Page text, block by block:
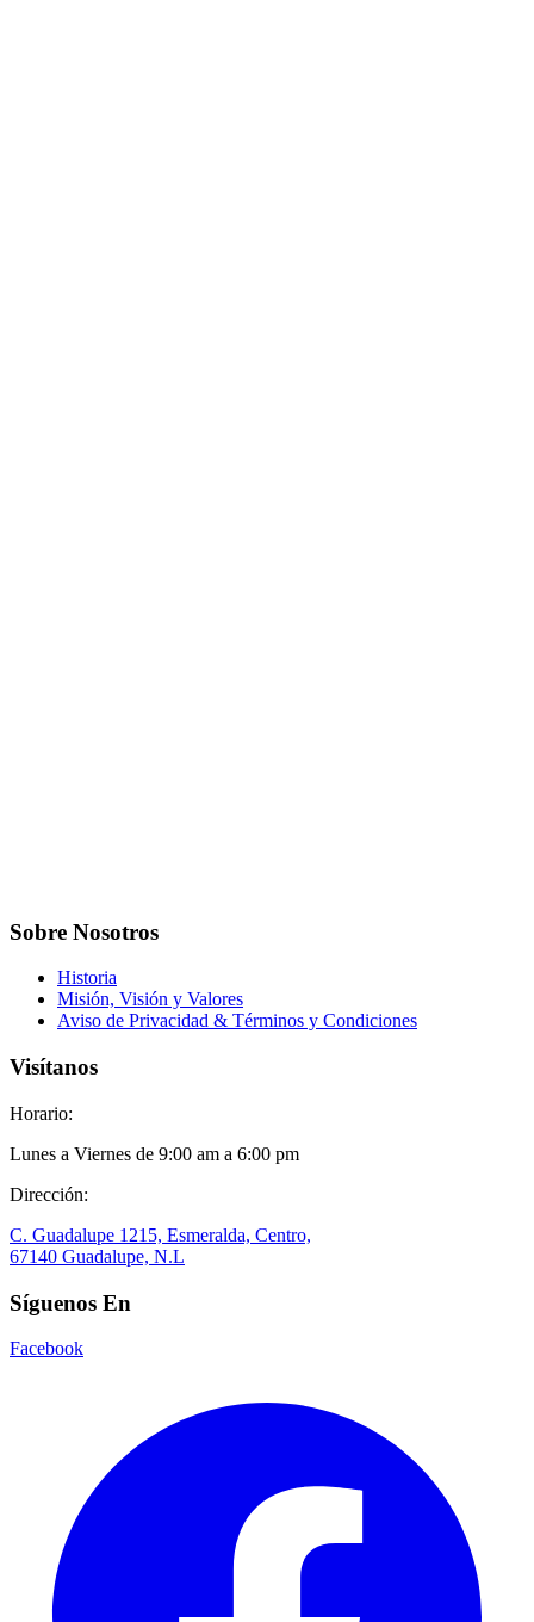
Sobre Nosotros
Historia
Misión, Visión y Valores
Aviso de Privacidad & Términos y Condiciones
Visítanos
Horario:
Lunes a Viernes de 9:00 am a 6:00 pm
Dirección:
C. Guadalupe 1215, Esmeralda, Centro,
67140 Guadalupe, N.L
Síguenos En
Facebook